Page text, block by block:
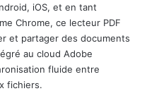
iOS, et en tant
Chrome, ce lecteur PDF
et partager des documents
au cloud Adobe
fluide entre
fichiers.